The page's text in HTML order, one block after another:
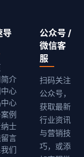
导
介
心
心
例
士
言
们
公众号 /
微信客
服
扫码关注
公众号，
获取最新
行业资讯
与营销技
巧，或添